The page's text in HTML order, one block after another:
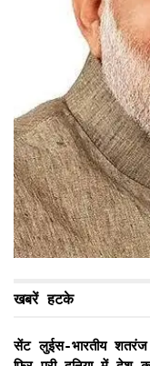
खबरें हटके
सेंट लुईस-भारतीय